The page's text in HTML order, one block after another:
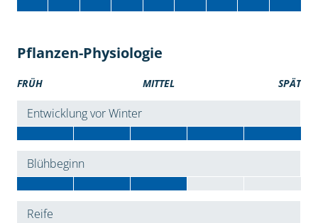
Pflanzen-Physiologie
FRÜH MITTEL SPÄT
Entwicklung vor Winter
Blühbeginn
Reife